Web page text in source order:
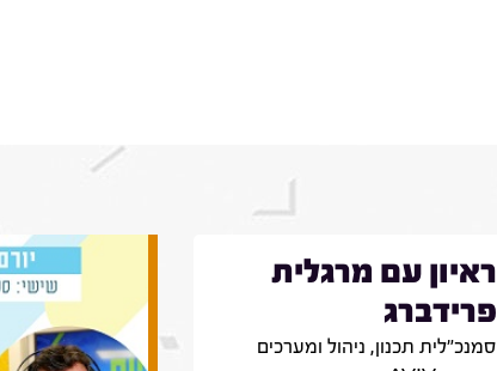
ראיון עם מרגלית
פרידברג
סמנכ״לית תכנון, ניהול ומערכים